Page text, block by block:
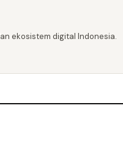
ekosistem digital Indonesia.